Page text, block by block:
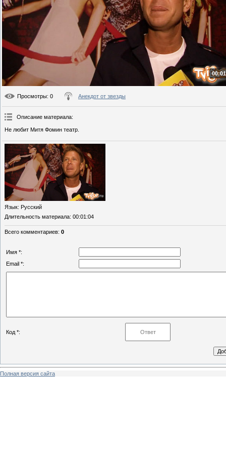
Просмотры: 0 Анекдот от звезды
Описание материала:
Не любит Митя Фомин театр.
Язык: Русский
Длительность материала: 00:01:04
Всего комментариев: 0
Имя *:
Email *:
Код *:
Полная версия сайта